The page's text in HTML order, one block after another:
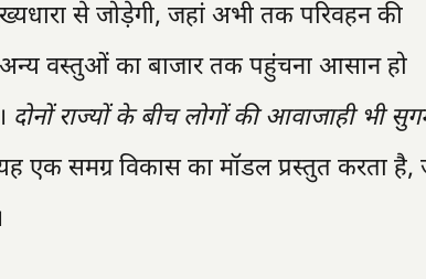
से जोड़ेगी, जहां अभी तक परिवहन की
अन्य वस्तुओं का बाजार तक पहुंचना आसान हो
दोनों राज्यों के बीच लोगों की आवाजाही भी
एक समग्र विकास का मॉडल प्रस्तुत करता है,